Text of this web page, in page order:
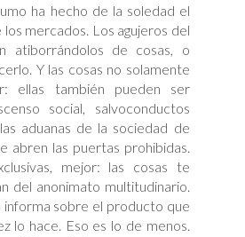
ha hecho de la soledad el
mercados. Los agujeros del
atiborrándolos de cosas, o
Y las cosas no solamente
ellas también pueden ser
social, salvoconductos
aduanas de la sociedad de
abren las puertas prohibidas.
mejor: las cosas te
del anonimato multitudinario.
informa sobre el producto que
lo hace. Eso es lo de menos.